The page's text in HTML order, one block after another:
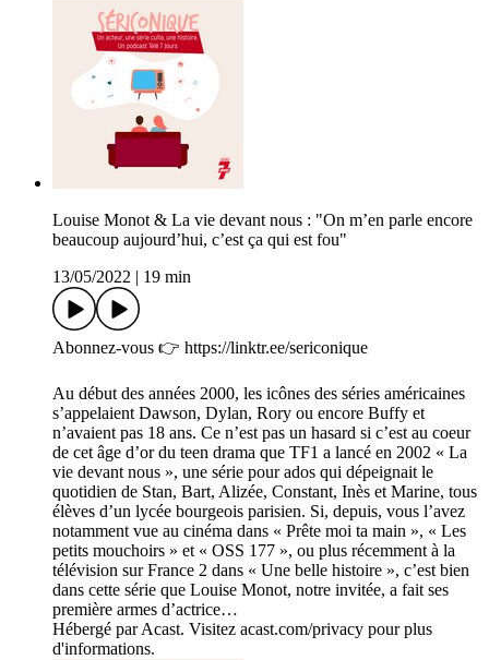
Louise Monot & La vie devant nous : "On m’en parle encore
beaucoup aujourd’hui, c’est ça qui est fou"
13/05/2022
19 min
Abonnez-vous 👉 https://linktr.ee/sericonique
Au début des années 2000, les icônes des séries américaines
s’appelaient Dawson, Dylan, Rory ou encore Buffy et
n’avaient pas 18 ans. Ce n’est pas un hasard si c’est au coeur
de cet âge d’or du teen drama que TF1 a lancé en 2002 « La
vie devant nous », une série pour ados qui dépeignait le
quotidien de Stan, Bart, Alizée, Constant, Inès et Marine, tous
élèves d’un lycée bourgeois parisien. Si, depuis, vous l’avez
notamment vue au cinéma dans « Prête moi ta main », « Les
petits mouchoirs » et « OSS 177 », ou plus récemment à la
télévision sur France 2 dans « Une belle histoire », c’est bien
dans cette série que Louise Monot, notre invitée, a fait ses
première armes d’actrice…
Hébergé par Acast. Visitez acast.com/privacy pour plus
d'informations.